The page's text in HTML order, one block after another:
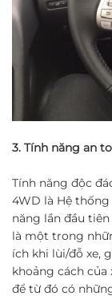
3. Tính năng an
Tính năng độc
4WD là Hệ
năng lần đầu
là một trong
ích khi lùi/đỗ xe,
khoảng cách
để từ đó có